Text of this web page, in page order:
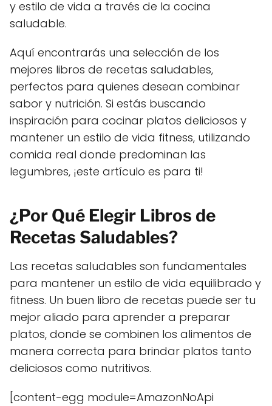
y estilo de vida a través de la cocina
saludable.
Aquí encontrarás una selección de los
mejores libros de recetas saludables,
perfectos para quienes desean combinar
sabor y nutrición. Si estás buscando
inspiración para cocinar platos deliciosos y
mantener un estilo de vida fitness, utilizando
comida real donde predominan las
legumbres, ¡este artículo es para ti!
¿Por Qué Elegir Libros de
Recetas Saludables?
Las recetas saludables son fundamentales
para mantener un estilo de vida equilibrado y
fitness. Un buen libro de recetas puede ser tu
mejor aliado para aprender a preparar
platos, donde se combinen los alimentos de
manera correcta para brindar platos tanto
deliciosos como nutritivos.
[content-egg module=AmazonNoApi